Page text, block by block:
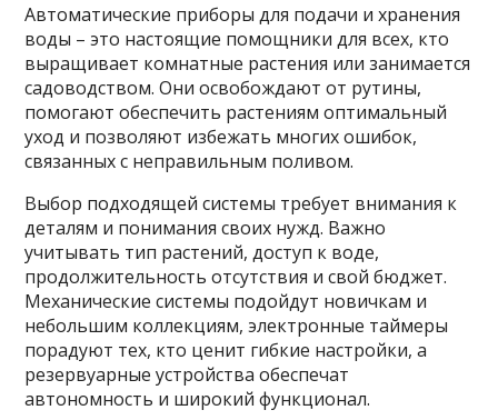
Автоматические приборы для подачи и хранения
воды – это настоящие помощники для всех, кто
выращивает комнатные растения или занимается
садоводством. Они освобождают от рутины,
помогают обеспечить растениям оптимальный
уход и позволяют избежать многих ошибок,
связанных с неправильным поливом.
Выбор подходящей системы требует внимания к
деталям и понимания своих нужд. Важно
учитывать тип растений, доступ к воде,
продолжительность отсутствия и свой бюджет.
Механические системы подойдут новичкам и
небольшим коллекциям, электронные таймеры
порадуют тех, кто ценит гибкие настройки, а
резервуарные устройства обеспечат
автономность и широкий функционал.